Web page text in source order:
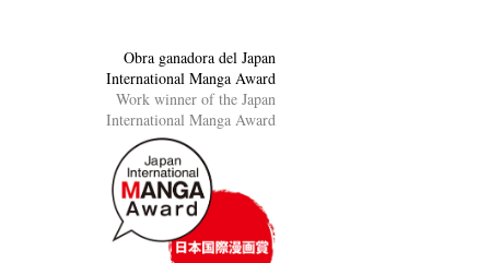
Obra ganadora del Japan
International Manga Award
Work winner of the Japan
International Manga Award